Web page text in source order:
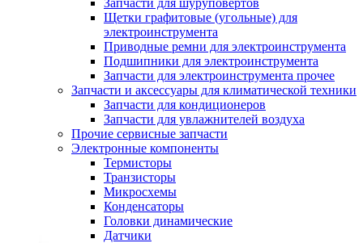
Запчасти для шуруповертов
Щетки графитовые (угольные) для
электроинструмента
Приводные ремни для электроинструмента
Подшипники для электроинструмента
Запчасти для электроинструмента прочее
Запчасти и аксессуары для климатической техники
Запчасти для кондиционеров
Запчасти для увлажнителей воздуха
Прочие сервисные запчасти
Электронные компоненты
Термисторы
Транзисторы
Микросхемы
Конденсаторы
Головки динамические
Датчики